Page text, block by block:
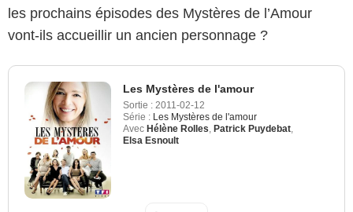
les prochains épisodes des Mystères de l’Amour
vont-ils accueillir un ancien personnage ?
Les Mystères de l'amour
Sortie : 2011-02-12
Série : Les Mystères de l'amour
Avec Hélène Rolles Patrick Puydebat
Elsa Esnoult